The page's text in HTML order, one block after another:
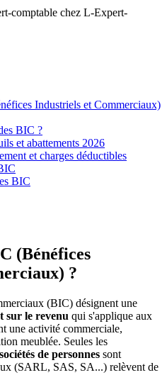
comptable chez L-Expert-
Industriels et Commerciaux)
BIC ?
et abattements 2026
et charges déductibles
BIC
(Bénéfices
?
(BIC) désignent une
sur le revenu qui s'applique aux
une activité commerciale,
meublée. Seules les
de personnes sont
(SARL, SAS, SA...) relèvent de